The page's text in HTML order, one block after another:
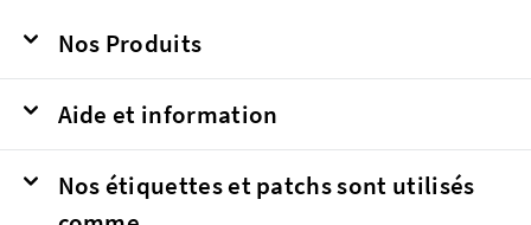
Nos Produits
Aide et information
Nos étiquettes et patchs sont utilisés